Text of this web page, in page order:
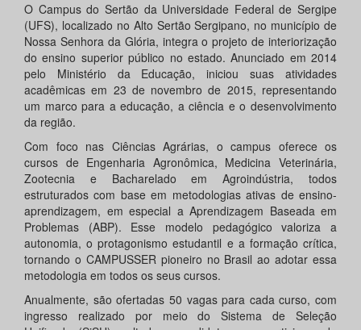
O Campus do Sertão da Universidade Federal de Sergipe
(UFS), localizado no Alto Sertão Sergipano, no município de
Nossa Senhora da Glória, integra o projeto de interiorização
do ensino superior público no estado. Anunciado em 2014
pelo Ministério da Educação, iniciou suas atividades
acadêmicas em 23 de novembro de 2015, representando
um marco para a educação, a ciência e o desenvolvimento
da região.
Com foco nas Ciências Agrárias, o campus oferece os
cursos de Engenharia Agronômica, Medicina Veterinária,
Zootecnia e Bacharelado em Agroindústria, todos
estruturados com base em metodologias ativas de ensino-
aprendizagem, em especial a Aprendizagem Baseada em
Problemas (ABP). Esse modelo pedagógico valoriza a
autonomia, o protagonismo estudantil e a formação crítica,
tornando o CAMPUSSER pioneiro no Brasil ao adotar essa
metodologia em todos os seus cursos.
Anualmente, são ofertadas 50 vagas para cada curso, com
ingresso realizado por meio do Sistema de Seleção